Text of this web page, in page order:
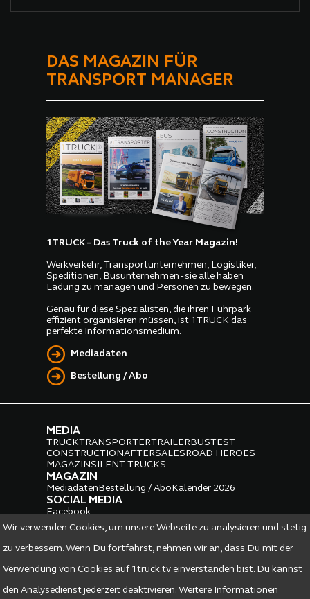
Wir verwenden Cookies, um unsere Webseite zu analysieren und stetig
zu verbessern. Wenn Du fortfahrst, nehmen wir an, dass Du mit der
Verwendung von Cookies auf 1truck.tv einverstanden bist. Du kannst
den Analysedienst jederzeit deaktivieren. Weitere Informationen
DAS MAGAZIN FÜR
TRANSPORT MANAGER
1TRUCK – Das Truck of the Year Magazin!
Werkverkehr, Transportunternehmen, Logistiker,
Speditionen, Busunternehmen - sie alle haben
Ladung zu managen und Personen zu bewegen.
Genau für diese Spezialisten, die ihren Fuhrpark
effizient organisieren müssen, ist 1TRUCK das
perfekte Informationsmedium.
Mediadaten
Bestellung / Abo
MEDIA
TRUCKTRANSPORTERTRAILER BUSTEST
CONSTRUCTIONAFTERSALES ROAD HEROES
MAGAZIN SILENT TRUCKS
MAGAZIN
Mediadaten Bestellung / Abo Kalender 2026
SOCIAL MEDIA
Facebook
Instagram LinkedIn